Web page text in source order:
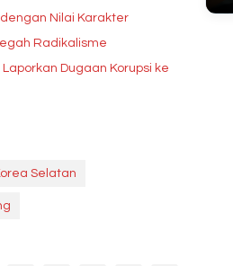
dengan Nilai Karakter
Radikalisme
Dugaan Korupsi ke
Selatan